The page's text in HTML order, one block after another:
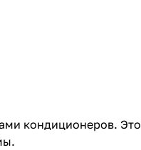
кондиционеров.